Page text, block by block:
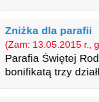
Zniżka dla parafii
(Zam: 13.05.2015 r.,
Parafia Świętej
bonifikatą trzy